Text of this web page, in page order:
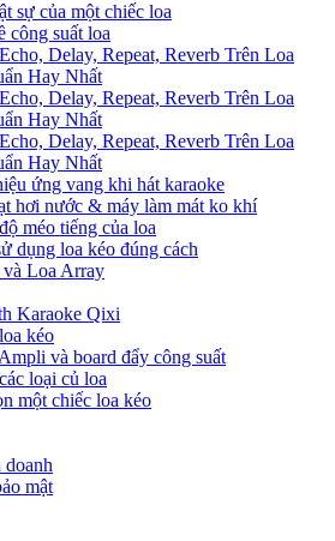
sự của một chiếc loa
công suất loa
Delay, Repeat, Reverb Trên Loa
Hay Nhất
Delay, Repeat, Reverb Trên Loa
Hay Nhất
Delay, Repeat, Reverb Trên Loa
Hay Nhất
ứng vang khi hát karaoke
hơi nước & máy làm mát ko khí
méo tiếng của loa
dụng loa kéo đúng cách
Loa Array
Karaoke Qixi
kéo
và board đẩy công suất
loại củ loa
một chiếc loa kéo
mật